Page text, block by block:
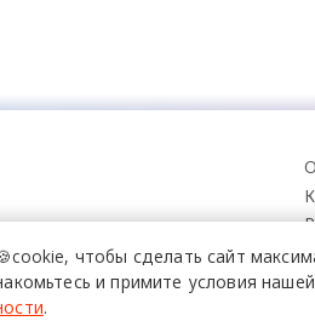
во всех его
года.
чтобы сделать сайт
и примите условия нашей
.